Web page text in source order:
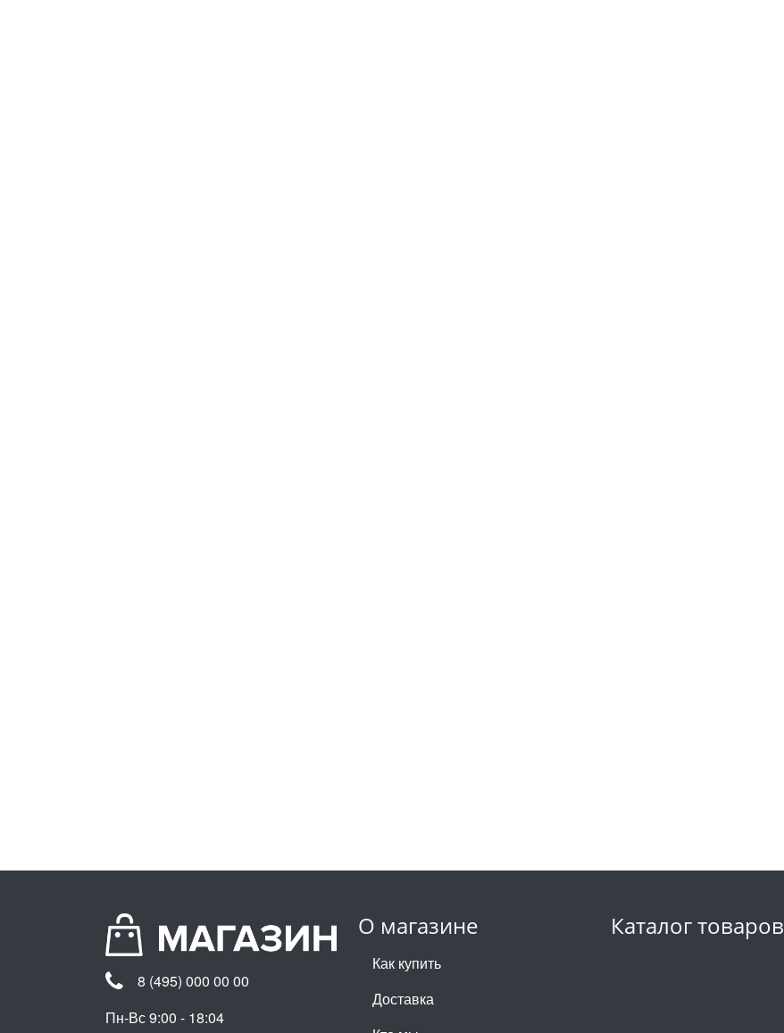
О магазине
Как купить
Доставка
Каталог товаров
8 (495) 000 00 00
Пн-Вс 9:00 - 18:04